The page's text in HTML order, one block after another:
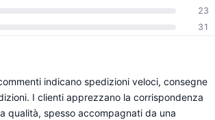
23
31
indicano spedizioni veloci, consegne
I clienti apprezzano la corrispondenza
qualità, spesso accompagnati da una